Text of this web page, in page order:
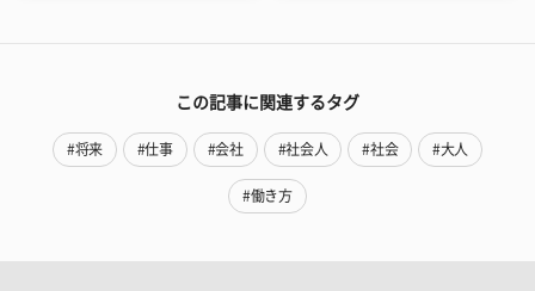
この記事に関連するタグ
#将来 #仕事 #会社 #社会人 #社会 #大人
#働き方